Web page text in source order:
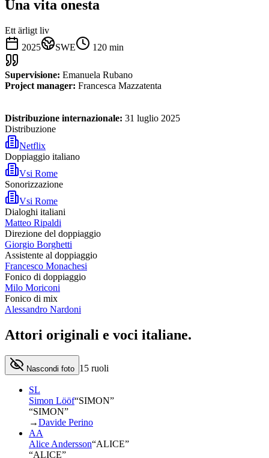
Una vita onesta
Ett ärligt liv
2025
SWE 120 min
Supervisione: Emanuela Rubano
Project manager: Francesca Mazzatenta
Distribuzione internazionale: 31 luglio 2025
Distribuzione
Netflix
Doppiaggio italiano
Vsi Rome
Sonorizzazione
Vsi Rome
Dialoghi italiani
Matteo Ripaldi
Direzione del doppiaggio
Giorgio Borghetti
Assistente al doppiaggio
Francesco Monachesi
Fonico di doppiaggio
Milo Moriconi
Fonico di mix
Alessandro Nardoni
Attori originali e voci italiane.
Nascondi foto 15 ruoli
SL
Simon Lööf“SIMON”
“SIMON”
→Davide Perino
AA
Alice Andersson“ALICE”
“ALICE”